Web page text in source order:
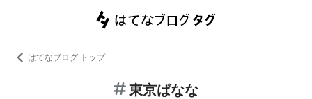
はてなブログ トップ
東京ばなな